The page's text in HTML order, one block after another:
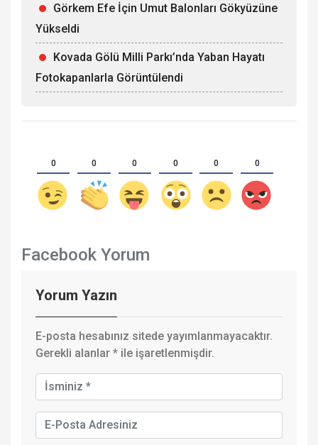
Görkem Efe İçin Umut Balonları Gökyüzüne
Yükseldi
Kovada Gölü Milli Parkı’nda Yaban Hayatı
Fotokapanlarla Görüntülendi
0 0 0 0 0 0
Facebook Yorum
Yorum Yazın
E-posta hesabınız sitede yayımlanmayacaktır.
Gerekli alanlar * ile işaretlenmişdir.